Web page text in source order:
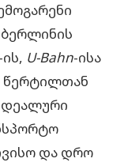
-ის, U-Bahn-ისა
წერტილთან
და დრო